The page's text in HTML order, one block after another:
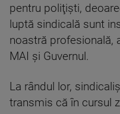
pentru poliţişti,
luptă sindicală sunt
noastră profesională,
MAI şi Guvernul.
La rândul lor,
transmis că în cursul